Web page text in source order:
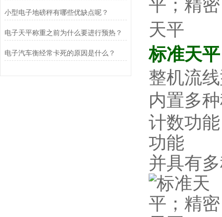
小型电子地磅秤有哪些优缺点呢？
电子天平称重之前为什么要进行预热？
电子汽车衡经常卡死的原因是什么？
标准天
整机流
内置多
计数功
功能
并具有